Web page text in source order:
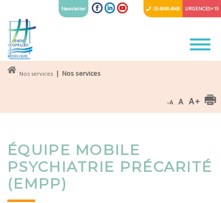
URGENCES = 15
05 49 68 49 68
Newsletter
Nos services | Nos services
ÉQUIPE MOBILE
PSYCHIATRIE PRÉCARITÉ
(EMPP)